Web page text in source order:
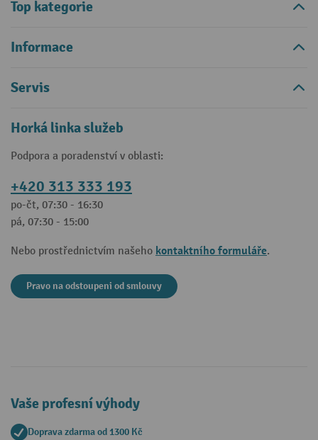
Top kategorie
Informace
Servis
Horká linka služeb
Podpora a poradenství v oblasti:
+420 313 333 193
po-čt, 07:30 - 16:30
pá, 07:30 - 15:00
Nebo prostřednictvím našeho kontaktního formuláře.
Pravo na odstoupeni od smlouvy
Vaše profesní výhody
Doprava zdarma od 1300 Kč